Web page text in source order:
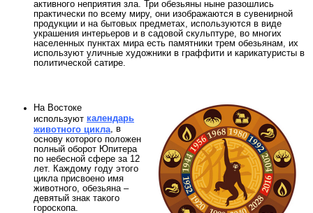
активного неприятия зла. Три обезьяны ныне разошлись
практически по всему миру, они изображаются в сувенирной
продукции и на бытовых предметах, используются в виде
украшения интерьеров и в садовой скульптуре, во многих
населенных пунктах мира есть памятники трем обезьянам, их
используют уличные художники в граффити и карикатуристы в
политической сатире.
На Востоке
используют календарь
животного цикла , в
основу которого положен
полный оборот Юпитера
по небесной сфере за 12
лет. Каждому году этого
цикла присвоено имя
животного, обезьяна –
девятый знак такого
гороскопа.